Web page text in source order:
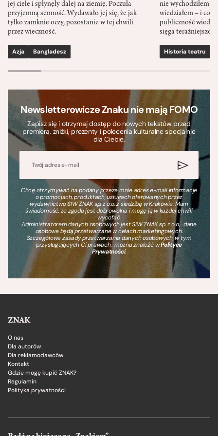
jej ciele i spłynęły dalej na ziemię. Poczuła
przyjemną senność. Wydawało jej się, że jak
tylko zamknie oczy, pozostanie w tej chwili
przez wieczność.
Azja Bangladesz
nie wychodziłem
wiedziałem – i co
publiczność
sięga
Historia teatru
Newsletterowicze Znaku nie mają FOMO
Zapisz się i otrzymaj dostęp do nowych tekstów przed
premierą, zniżki, prezenty i polecenia kulturalne specjalnie
dla Ciebie.
Chcę otrzymywać na podany przeze mnie adres e-mail informacje
o promocjach, produktach, usługach oferowanych przez
wydawnictwo SIW ZNAK sp. z o.o. z siedzibą w Krakowie. Mam
świadomość, że zgoda jest dobrowolna i mogę ją w każdej chwili
wycofać.
Administratorem danych osobowych jest SIW ZNAK sp. z o.o., dane
osobowe będą przetwarzane w celach marketingowych.
Szczegółowe zasady przetwarzania danych osobowych, w tym
przysługujących Ci prawach, można znaleźć wPolityce
Prywatności.
ZNAK
O nas
Dla autorów
Dla reklamodawców
Kontakt
Gdzie mogę kupić ZNAK?
Regulamin
Polityka prywatności